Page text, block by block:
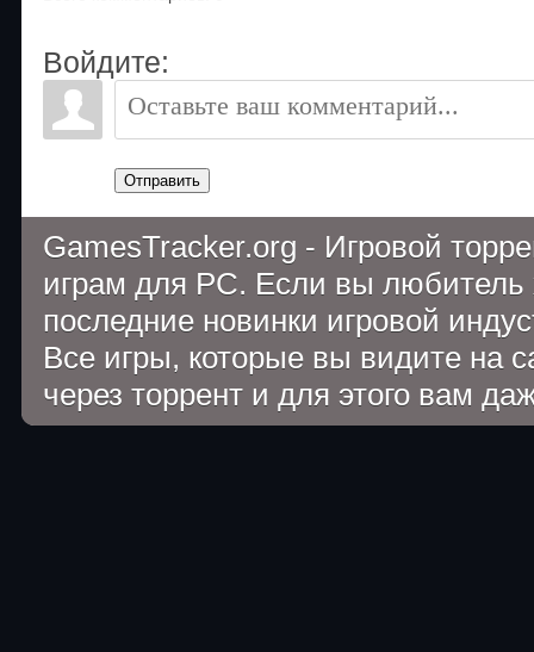
Войдите:
Отправить
GamesTracker.org - Игровой
играм для PC. Если вы
последние новинки игровой
Все игры, которые вы видите на
через торрент и для этого вам